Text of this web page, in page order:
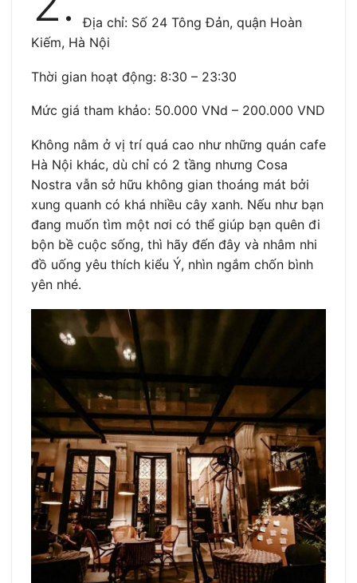
Địa chỉ: Số 24 Tông Đản, quận Hoàn
Kiếm, Hà Nội
Thời gian hoạt động: 8:30 – 23:30
Mức giá tham khảo: 50.000 VNd – 200.000 VND
Không nằm ở vị trí quá cao như những quán cafe
Hà Nội khác, dù chỉ có 2 tầng nhưng Cosa
Nostra vẫn sở hữu không gian thoáng mát bởi
xung quanh có khá nhiều cây xanh. Nếu như bạn
đang muốn tìm một nơi có thể giúp bạn quên đi
bộn bề cuộc sống, thì hãy đến đây và nhâm nhi
đồ uống yêu thích kiểu Ý, nhìn ngắm chốn bình
yên nhé.